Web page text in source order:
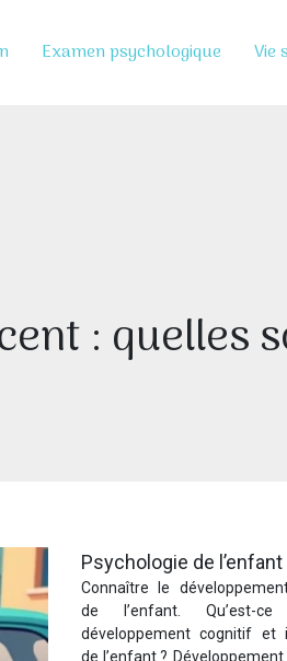
Examen psychologique Vie
: quelles
Psychologie de l’enfant
Connaître le
de l’enfant. Qu’est-
développement cognitif et
de l’enfant ?